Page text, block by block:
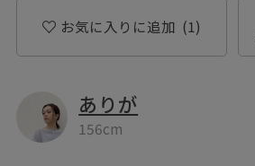
お気に入りに追加 (1)
ありが
156cm